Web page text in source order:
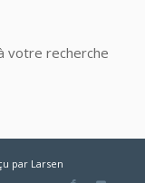
votre recherche
par Larsen